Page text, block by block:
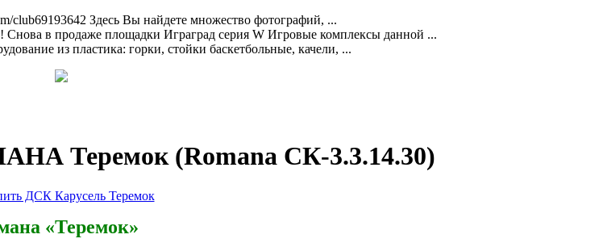
club69193642 Здесь Вы найдете множество фотографий, ...
Снова в продаже площадки Играград серия W Игровые комплексы данной ...
из пластика: горки, стойки баскетбольные, качели, ...
Теремок (Romana СК-3.3.14.30)
«Теремок»